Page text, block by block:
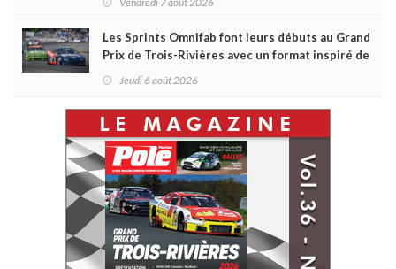
Les Sprints Omnifab font leurs débuts au Grand
Prix de Trois-Rivières avec un format inspiré de
Jeudi 6 août 2026